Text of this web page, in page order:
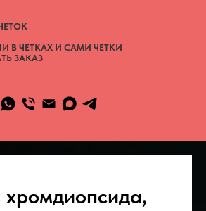
В ЧЕТКАХ И САМИ ЧЕТКИ
ЗАКАЗ
хромдиопсида,